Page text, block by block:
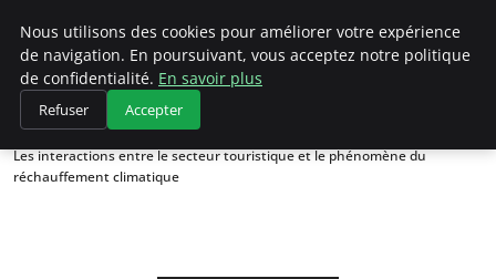
Climategatecountryclub.com
Accueil
Changements climatiques
Les interactions entre le secteur touristique et le phénomène du
réchauffement climatique
Nous utilisons des cookies pour améliorer votre expérience
de navigation. En poursuivant, vous acceptez notre politique
de confidentialité. En savoir plus
Refuser Accepter